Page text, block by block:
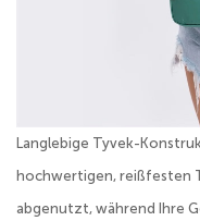
Langlebige Tyvek-
hochwertigen, reißfesten
abgenutzt, während Ihre